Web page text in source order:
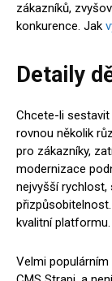
zákazníků,
konkurence. Jak
Detaily
Chcete-li sestavit
rovnou několik
pro zákazníky,
modernizace
nejvyšší
kvalitní platformu.
Velmi